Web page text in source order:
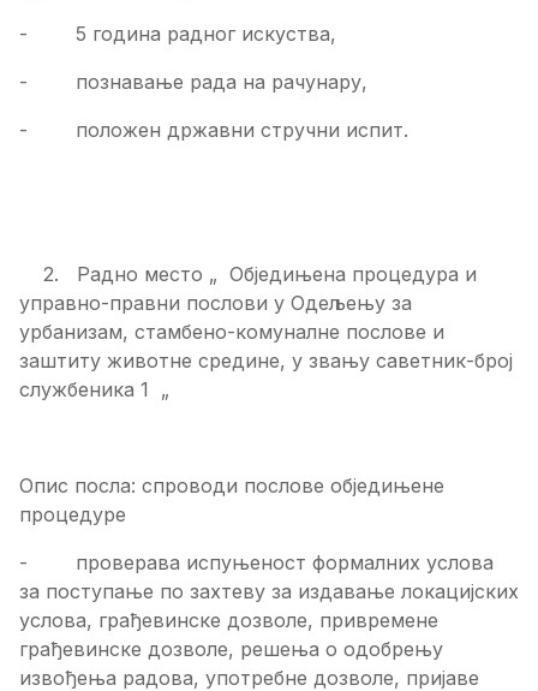
- 5 година радног искуства,
- познавање рада на рачунару,
- положен државни стручни испит.
2. Радно место „ Обједињена процедура и
управно-правни послови у Одељењу за
урбанизам, стамбено-комуналне послове и
заштиту животне средине, у звању саветник-број
службеника 1 „
Опис посла: спроводи послове обједињене
процедуре
- проверава испуњеност формалних услова
за поступање по захтеву за издавање локацијских
услова, грађевинске дозволе, привремене
грађевинске дозволе, решења о одобрењу
извођења радова, употребне дозволе, пријаве